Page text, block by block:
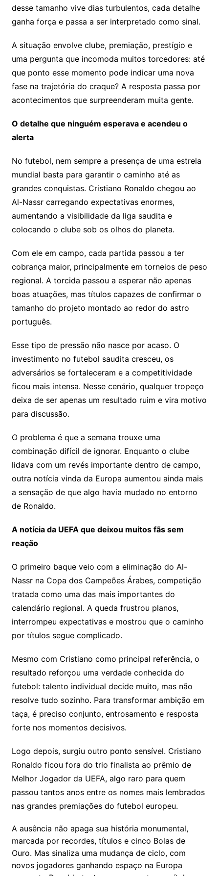
desse tamanho vive dias turbulentos, cada detalhe
ganha força e passa a ser interpretado como sinal.
A situação envolve clube, premiação, prestígio e
uma pergunta que incomoda muitos torcedores: até
que ponto esse momento pode indicar uma nova
fase na trajetória do craque? A resposta passa por
acontecimentos que surpreenderam muita gente.
O detalhe que ninguém esperava e acendeu o
alerta
No futebol, nem sempre a presença de uma estrela
mundial basta para garantir o caminho até as
grandes conquistas. Cristiano Ronaldo chegou ao
Al-Nassr carregando expectativas enormes,
aumentando a visibilidade da liga saudita e
colocando o clube sob os olhos do planeta.
Com ele em campo, cada partida passou a ter
cobrança maior, principalmente em torneios de peso
regional. A torcida passou a esperar não apenas
boas atuações, mas títulos capazes de confirmar o
tamanho do projeto montado ao redor do astro
português.
Esse tipo de pressão não nasce por acaso. O
investimento no futebol saudita cresceu, os
adversários se fortaleceram e a competitividade
ficou mais intensa. Nesse cenário, qualquer tropeço
deixa de ser apenas um resultado ruim e vira motivo
para discussão.
O problema é que a semana trouxe uma
combinação difícil de ignorar. Enquanto o clube
lidava com um revés importante dentro de campo,
outra notícia vinda da Europa aumentou ainda mais
a sensação de que algo havia mudado no entorno
de Ronaldo.
A notícia da UEFA que deixou muitos fãs sem
reação
O primeiro baque veio com a eliminação do Al-
Nassr na Copa dos Campeões Árabes, competição
tratada como uma das mais importantes do
calendário regional. A queda frustrou planos,
interrompeu expectativas e mostrou que o caminho
por títulos segue complicado.
Mesmo com Cristiano como principal referência, o
resultado reforçou uma verdade conhecida do
futebol: talento individual decide muito, mas não
resolve tudo sozinho. Para transformar ambição em
taça, é preciso conjunto, entrosamento e resposta
forte nos momentos decisivos.
Logo depois, surgiu outro ponto sensível. Cristiano
Ronaldo ficou fora do trio finalista ao prêmio de
Melhor Jogador da UEFA, algo raro para quem
passou tantos anos entre os nomes mais lembrados
nas grandes premiações do futebol europeu.
A ausência não apaga sua história monumental,
marcada por recordes, títulos e cinco Bolas de
Ouro. Mas sinaliza uma mudança de ciclo, com
novos jogadores ganhando espaço na Europa